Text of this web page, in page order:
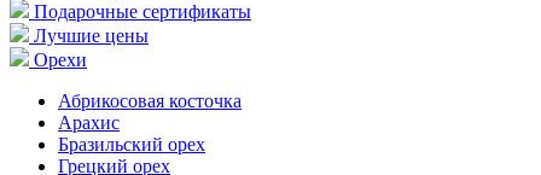
Подарочные сертификаты
Лучшие цены
Орехи
Абрикосовая косточка
Арахис
Бразильский орех
Грецкий орех